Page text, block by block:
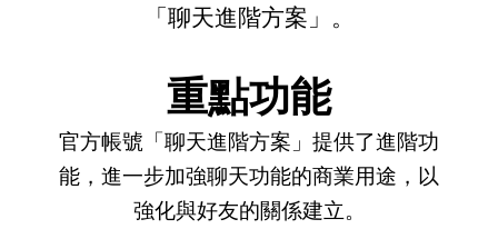
「聊天進階方案」。
重點功能
官方帳號「聊天進階方案」提供了進階功
能，進一步加強聊天功能的商業用途，以
強化與好友的關係建立。